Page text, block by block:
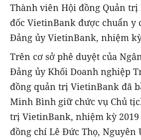
Thành viên Hội đồng Quản trị
đốc VietinBank được chuẩn y
Đảng ủy VietinBank, nhiệm kỳ
Trên cơ sở phê duyệt của
Đảng ủy Khối Doanh nghiệp
đồng quản trị VietinBank đã
Minh Bình giữ chức vụ Chủ
trị VietinBank, nhiệm kỳ 2019
đồng chí Lê Đức Thọ, Nguyên